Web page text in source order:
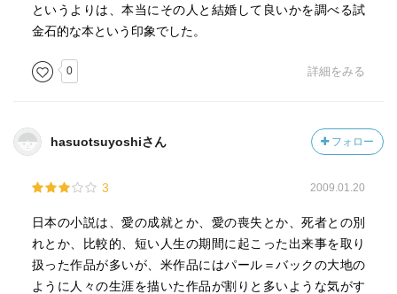
というよりは、本当にその人と結婚して良いかを調べる試
金石的な本という印象でした。
0 詳細をみる
hasuotsuyoshiさん フォロー
3 2009.01.20
日本の小説は、愛の成就とか、愛の喪失とか、死者との別
れとか、比較的、短い人生の期間に起こった出来事を取り
扱った作品が多いが、米作品にはパール＝バックの大地の
ように人々の生涯を描いた作品が割りと多いような気がす